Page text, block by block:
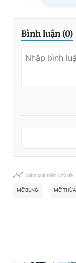
Bình luận (0)
Khám phá thêm chủ đề
MỠ BỤNG MỠ THỪA